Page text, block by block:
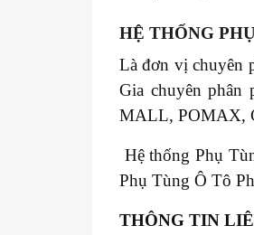
HỆ THỐNG
Là đơn vị chuyên
Gia chuyên
MALL, POMAX,
Hệ thống Phụ
Phụ Tùng Ô Tô
THÔNG TIN